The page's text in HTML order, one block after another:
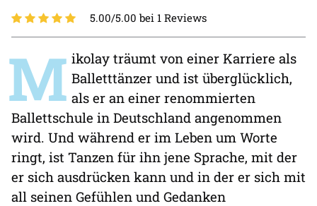
5.00/5.00 bei 1 Reviews
M ikolay träumt von einer Karriere als
Balletttänzer und ist überglücklich,
als er an einer renommierten
Ballettschule in Deutschland angenommen
wird. Und während er im Leben um Worte
ringt, ist Tanzen für ihn jene Sprache, mit der
er sich ausdrücken kann und in der er sich mit
all seinen Gefühlen und Gedanken